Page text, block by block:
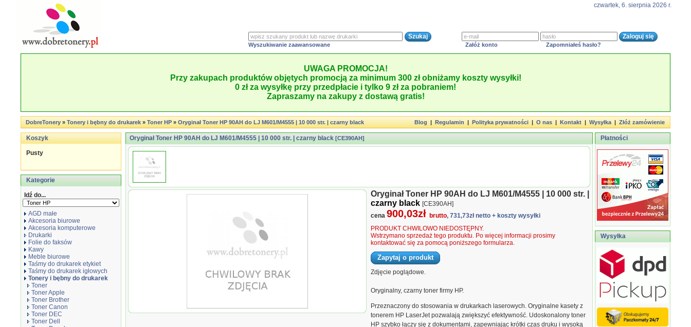
czwartek, 6. sierpnia 2026 r.
Wyszukiwanie zaawansowane Załóż konto Zapomniałeś hasło?
UWAGA PROMOCJA!
Przy zakupach produktów objętych promocją za minimum 300 zł obniżamy koszty wysyłki!
0 zł za wysyłkę przy przedpłacie i tylko 9 zł za pobraniem!
Zapraszamy na zakupy z dostawą gratis!
DobreTonery»Tonery i bębny do drukarek»Toner HP»Oryginał Toner HP 90AH do LJ M601/M4555 | 10 000 str. | czarny black Blog|Regulamin|Polityka prywatności|O nas|Kontakt|Wysyłka|Złóż zamówienie
Koszyk
Pusty
Kategorie
Idź do...
AGD małe
Akcesoria biurowe
Akcesoria komputerowe
Drukarki
Folie do faksów
Kawy
Meble biurowe
Taśmy do drukarek etykiet
Taśmy do drukarek igłowych
Tonery i bębny do drukarek
Toner
Toner Apple
Toner Brother
Toner Canon
Toner DEC
Toner Dell
Oryginał Toner HP 90AH do LJ M601/M4555 | 10 000 str. | czarny black [CE390AH]
Oryginał Toner HP 90AH do LJ
Oryginał Toner HP 90AH do LJ M601/M4555 | 10 000 str. |
czarny black [CE390AH]
cena 900,03zł brutto, 731,73zł netto + koszty wysyłki
PRODUKT CHWILOWO NIEDOSTĘPNY.
Wstrzymano sprzedaż tego produktu. Po więcej informacji prosimy
kontaktować się za pomocą poniższego formularza.
Zapytaj o produkt
Zdjęcie poglądowe.
Oryginalny, czarny toner firmy HP.
Przeznaczony do stosowania w drukarkach laserowych. Oryginalne kasety z
tonerem HP LaserJet pozwalają zwiększyć efektywność. Udoskonalony toner
HP szybko łączy się z dokumentami, zapewniając krótki czas druku i wysoką
Płatności
Wysyłka